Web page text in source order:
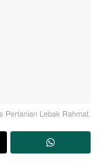
Pertanian Lebak Rahmat.